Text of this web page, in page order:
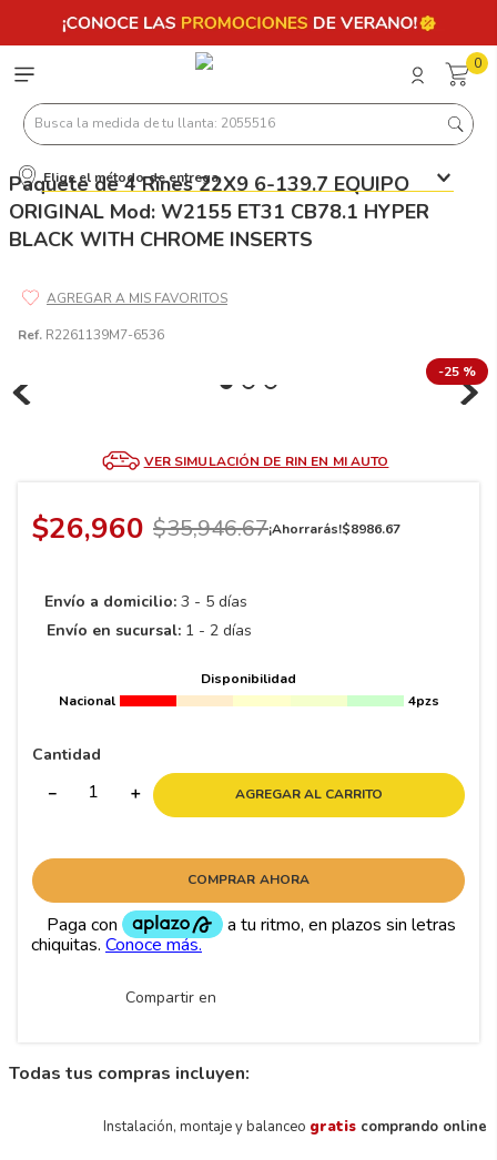
0
Busca la medida de tu llanta: 2055516
Elige el método de entrega
Paquete de 4 Rines 22X9 6-139.7 EQUIPO
ORIGINAL Mod: W2155 ET31 CB78.1 HYPER
BLACK WITH CHROME INSERTS
Ref. R2261139M7-6536
-25 %
VER SIMULACIÓN DE RIN EN MI AUTO
$26,960 $35,946.67¡Ahorrarás!$8986.67
Envío a domicilio: 3 - 5 días
Envío en sucursal: 1 - 2 días
Disponibilidad
Nacional
4pzs
Cantidad
＋
－ AGREGAR AL CARRITO
COMPRAR AHORA
Compartir en
Todas tus compras incluyen:
Instalación, montaje y balanceo gratis comprando online
Términos más buscados
5 185
7. 245
9. 195